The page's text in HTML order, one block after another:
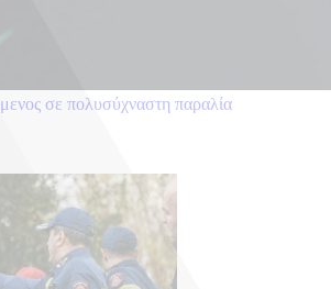
σε πολυσύχναστη παραλία